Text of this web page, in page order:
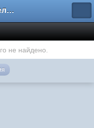
Форум владельцев интернет-магазинов
не найдено.